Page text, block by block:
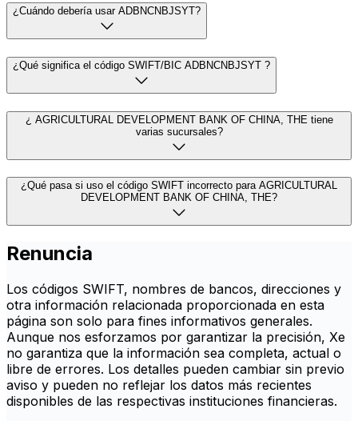
¿Cuándo debería usar ADBNCNBJSYT?
¿Qué significa el código SWIFT/BIC ADBNCNBJSYT ?
¿ AGRICULTURAL DEVELOPMENT BANK OF CHINA, THE tiene
varias sucursales?
¿Qué pasa si uso el código SWIFT incorrecto para AGRICULTURAL
DEVELOPMENT BANK OF CHINA, THE?
Renuncia
Los códigos SWIFT, nombres de bancos, direcciones y
otra información relacionada proporcionada en esta
página son solo para fines informativos generales.
Aunque nos esforzamos por garantizar la precisión, Xe
no garantiza que la información sea completa, actual o
libre de errores. Los detalles pueden cambiar sin previo
aviso y pueden no reflejar los datos más recientes
disponibles de las respectivas instituciones financieras.